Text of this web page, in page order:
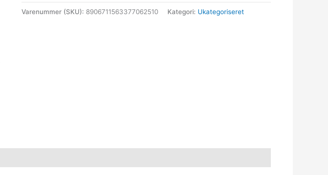
Varenummer (SKU): 8906711563377062510 Kategori: Ukategoriseret